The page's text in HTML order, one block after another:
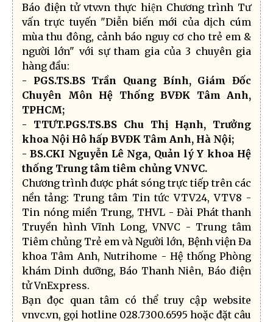
Báo điện tử vtv.vn thực hiện Chương trình Tư
vấn trực tuyến "Diễn biến mới của dịch cúm
mùa thu đông, cảnh báo nguy cơ cho trẻ em &
người lớn" với sự tham gia của 3 chuyên gia
hàng đầu:
- PGS.TS.BS Trần Quang Bính, Giám Đốc
Chuyên Môn Hệ Thống BVĐK Tâm Anh,
TPHCM;
- TTƯT.PGS.TS.BS Chu Thị Hạnh, Trưởng
khoa Nội Hô hấp BVĐK Tâm Anh, Hà Nội;
- BS.CKI Nguyễn Lê Nga, Quản lý Y khoa Hệ
thống Trung tâm tiêm chủng VNVC.
Chương trình được phát sóng trực tiếp trên các
nền tảng: Trung tâm Tin tức VTV24, VTV8 -
Tin nóng miền Trung, THVL - Đài Phát thanh
Truyền hình Vĩnh Long, VNVC - Trung tâm
Tiêm chủng Trẻ em và Người lớn, Bệnh viện Đa
khoa Tâm Anh, Nutrihome - Hệ thống Phòng
khám Dinh dưỡng, Báo Thanh Niên, Báo điện
tử VnExpress.
Bạn đọc quan tâm có thể truy cập website
vnvc.vn, gọi hotline 028.7300.6595 hoặc đặt câu